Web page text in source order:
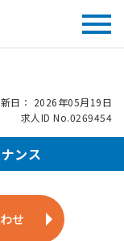
日： 2026年05月19日
求人ID No.0269454
ンス
せ